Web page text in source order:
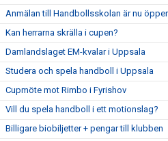
Anmälan till Handbollsskolan är nu
Kan herrarna skrälla i cupen?
Damlandslaget EM-kvalar i Uppsala
Studera och spela handboll i Uppsala
Cupmöte mot Rimbo i Fyrishov
Vill du spela handboll i ett motionslag?
Billigare biobiljetter + pengar till klubben